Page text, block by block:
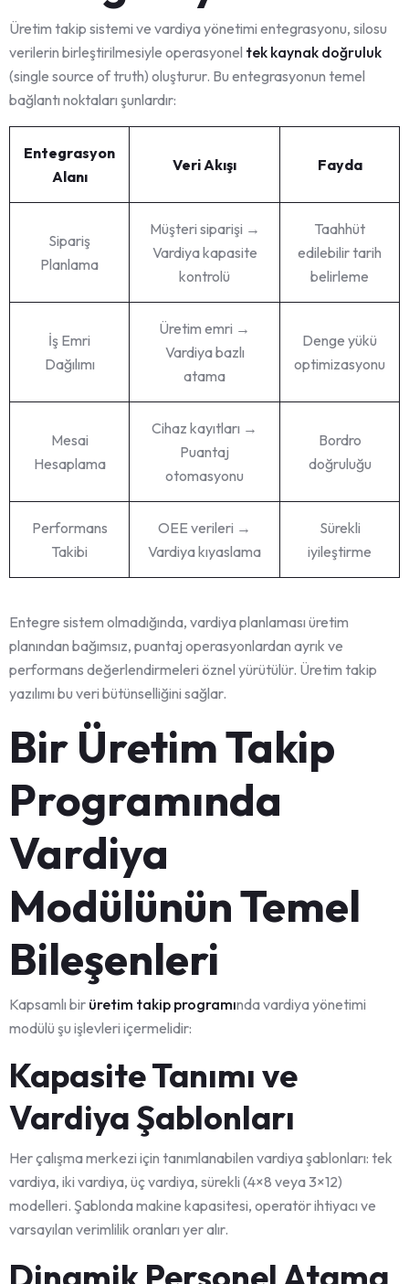
Üretim takip sistemi ve vardiya yönetimi entegrasyonu, silosu
verilerin birleştirilmesiyle operasyonel tek kaynak doğruluk
(single source of truth) oluşturur. Bu entegrasyonun temel
bağlantı noktaları şunlardır:
Entegrasyon
Alanı
Veri Akışı Fayda
Sipariş
Planlama
Müşteri siparişi →
Vardiya kapasite
kontrolü
Taahhüt
edilebilir tarih
belirleme
İş Emri
Dağılımı
Üretim emri →
Vardiya bazlı
atama
Denge yükü
optimizasyonu
Mesai
Hesaplama
Cihaz kayıtları →
Puantaj
otomasyonu
Bordro
doğruluğu
Performans
Takibi
OEE verileri →
Vardiya kıyaslama
Sürekli
iyileştirme
Entegre sistem olmadığında, vardiya planlaması üretim
planından bağımsız, puantaj operasyonlardan ayrık ve
performans değerlendirmeleri öznel yürütülür. Üretim takip
yazılımı bu veri bütünselliğini sağlar.
Bir Üretim Takip
Programında
Vardiya
Modülünün Temel
Bileşenleri
Kapsamlı bir üretim takip programında vardiya yönetimi
modülü şu işlevleri içermelidir:
Kapasite Tanımı ve
Vardiya Şablonları
Her çalışma merkezi için tanımlanabilen vardiya şablonları: tek
vardiya, iki vardiya, üç vardiya, sürekli (4×8 veya 3×12)
modelleri. Şablonda makine kapasitesi, operatör ihtiyacı ve
varsayılan verimlilik oranları yer alır.